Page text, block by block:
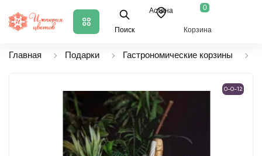
Поиск
Астана 0
Корзина
Главная Подарки Гастрономические корзины
0-0-12